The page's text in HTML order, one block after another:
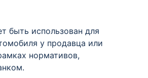
быть использован для
у продавца или
нормативов,